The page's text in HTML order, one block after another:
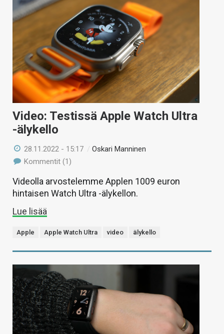
Video: Testissä Apple Watch Ultra
-älykello
28.11.2022 - 15:17 /Oskari Manninen
Kommentit (1)
Videolla arvostelemme Applen 1009 euron
hintaisen Watch Ultra -älykellon.
Lue lisää
Apple Apple Watch Ultra video älykello